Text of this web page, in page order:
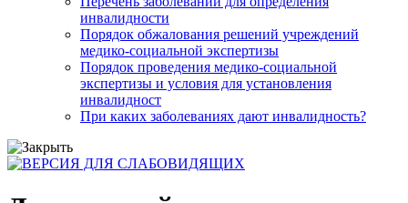
инвалидности
Порядок обжалования решений учреждений
медико-социальной экспертизы
Порядок проведения медико-социальной
экспертизы и условия для установления
инвалидност
При каких заболеваниях дают инвалидность?